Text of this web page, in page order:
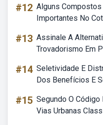
#12 Alguns
Importantes No
#13 Assinale A
Trovadorismo Em
#14 Seletividade E
Dos Benefícios E
#15 Segundo O
Vias Urbanas